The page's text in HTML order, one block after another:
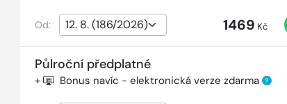
Od: 1469 Kč
Půlroční předplatné
+ Bonus navíc - elektronická verze zdarma ?